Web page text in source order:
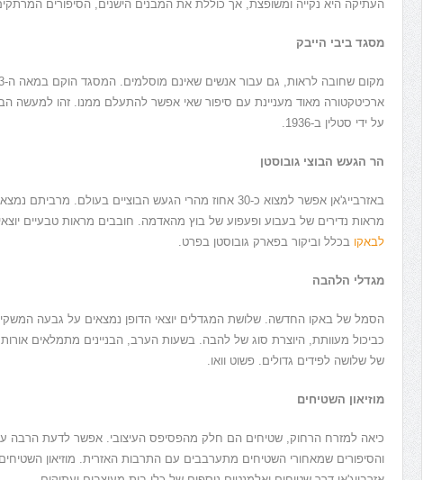
העתיקה היא נקייה ומשופצת, אך כוללת את המבנים הישנים, הסיפורים
מסגד ביבי הייבק
ארכיטקטורה מאוד מעניינת עם סיפור שאי אפשר להתעלם ממנו. זהו למעשה
על ידי סטלין ב-1936.
הר הגעש הבוצי גובוסטן
באזרבייג'אן אפשר למצוא כ-30 אחוז מהרי הגעש הבוציים בעולם.
מראות נדירים של בעבוע ופעפוע של בוץ מהאדמה. חובבים מראות טבעיים
לבאקו בכלל וביקור בפארק גובוסטן בפרט.
מגדלי הלהבה
הסמל של באקו החדשה. שלושת המגדלים יוצאי הדופן נמצאים על גבעה
כביכול מעוותת, היוצרת סוג של להבה. בשעות הערב, הבניינים מתמלאים אורות
של שלושה לפידים גדולים. פשוט וואו.
מוזיאון השטיחים
כיאה למזרח הרחוק, שטיחים הם חלק מהפסיפס העיצובי. אפשר לדעת הרבה
והסיפורים שמאחורי השטיחים מתערבבים עם התרבות האזרית. מוזיאון השטיחים
פאפוס אווירה ים תיכונית